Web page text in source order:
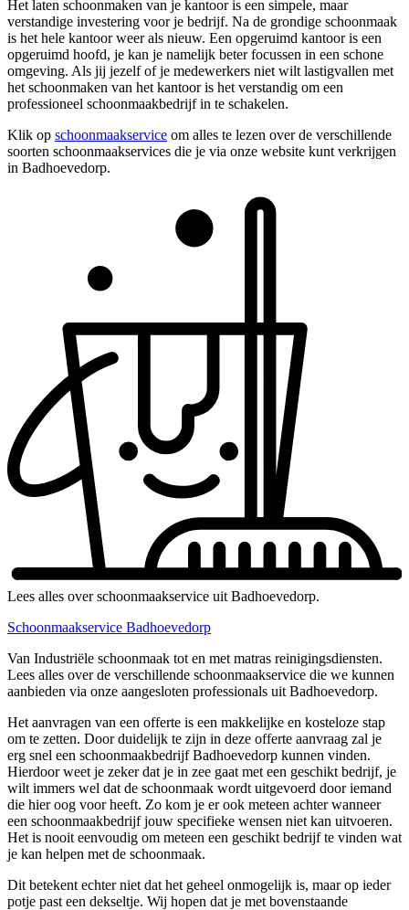
Het laten schoonmaken van je kantoor is een simpele, maar
verstandige investering voor je bedrijf. Na de grondige schoonmaak
is het hele kantoor weer als nieuw. Een opgeruimd kantoor is een
opgeruimd hoofd, je kan je namelijk beter focussen in een schone
omgeving. Als jij jezelf of je medewerkers niet wilt lastigvallen met
het schoonmaken van het kantoor is het verstandig om een
professioneel schoonmaakbedrijf in te schakelen.
Klik op schoonmaakservice om alles te lezen over de verschillende
soorten schoonmaakservices die je via onze website kunt verkrijgen
in Badhoevedorp.
Lees alles over schoonmaakservice uit Badhoevedorp.
Schoonmaakservice Badhoevedorp
Van Industriële schoonmaak tot en met matras reinigingsdiensten.
Lees alles over de verschillende schoonmaakservice die we kunnen
aanbieden via onze aangesloten professionals uit Badhoevedorp.
Het aanvragen van een offerte is een makkelijke en kosteloze stap
om te zetten. Door duidelijk te zijn in deze offerte aanvraag zal je
erg snel een schoonmaakbedrijf Badhoevedorp kunnen vinden.
Hierdoor weet je zeker dat je in zee gaat met een geschikt bedrijf, je
wilt immers wel dat de schoonmaak wordt uitgevoerd door iemand
die hier oog voor heeft. Zo kom je er ook meteen achter wanneer
een schoonmaakbedrijf jouw specifieke wensen niet kan uitvoeren.
Het is nooit eenvoudig om meteen een geschikt bedrijf te vinden wat
je kan helpen met de schoonmaak.
Dit betekent echter niet dat het geheel onmogelijk is, maar op ieder
potje past een dekseltje. Wij hopen dat je met bovenstaande